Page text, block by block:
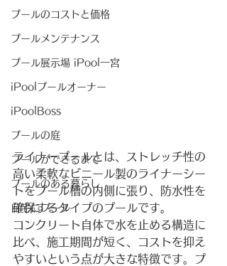
プールのコストと価格
プールメンテナンス
プール展示場 iPool一宮
iPoolプールオーナー
iPoolBoss
プールの庭
プールができるまで
プールのある暮らし
自宅にプール
ライナープールとは、ストレッチ性の
高い柔軟なビニール製のライナーシー
トをプール槽の内側に張り、防水性を
確保するタイプのプールです。
コンクリート自体で水を止める構造に
比べ、施工期間が短く、コストを抑え
やすいという点が大きな特徴です。プ